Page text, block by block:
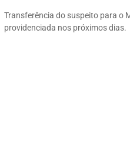
Transferência do suspeito para o
providenciada nos próximos dias.